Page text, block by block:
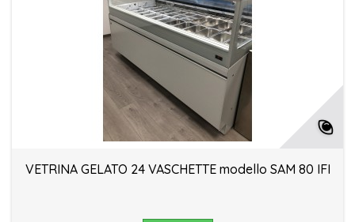
VETRINA GELATO 24 VASCHETTE modello SAM 80 IFI